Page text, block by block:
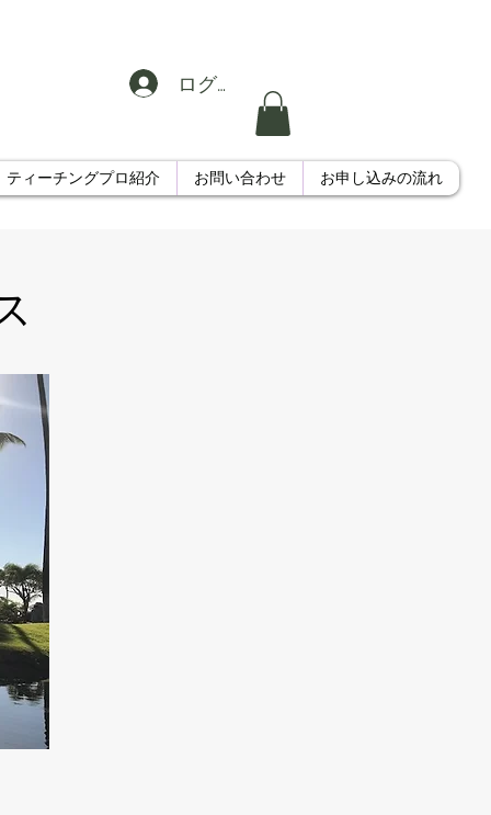
ティーチングプロ紹介 お問い合わせ お申し込みの流れ
ログイン